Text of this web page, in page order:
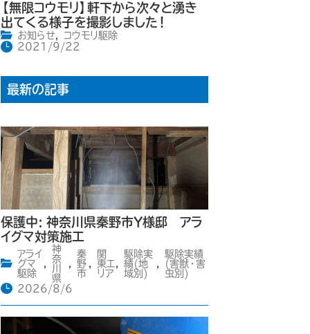
【無限コウモリ】軒下から次々と湧き
出てくる様子を撮影しました！
お知らせ,
コウモリ駆除
2021/9/22
最新の記事
保護中: 神奈川県秦野市Y様邸 アラ
イグマ対策施工
アライ
グマ
駆除
神
奈
川
県
秦
野
市
関
東エ
リア
駆除実
績(地
域別)
駆除実績
(害獣・害
虫別)
2026/8/6